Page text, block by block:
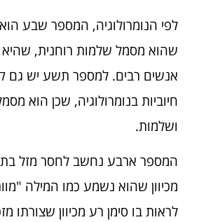
לפי הנומרולוגיה, המספר שבע הוא
שהוא מסמל שלמות רוחנית,
אנשים רבים. למספר תשע יש גם
חיוביות בנומרולוגיה, שכן הוא
ושלמות.
המספר ארבע נחשב לחסר מזל
מכיוון שהוא נשמע כמו המילה
לראות בו סימן רע מכיוון שצורתו